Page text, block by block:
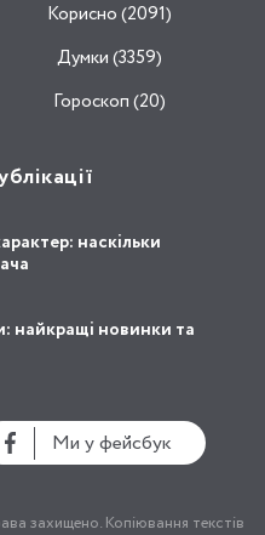
Корисно (2091)
Думки (3359)
Гороскоп (20)
наскільки
найкращі новинки та
Ми у фейсбук
захищено. Копіювання текстів